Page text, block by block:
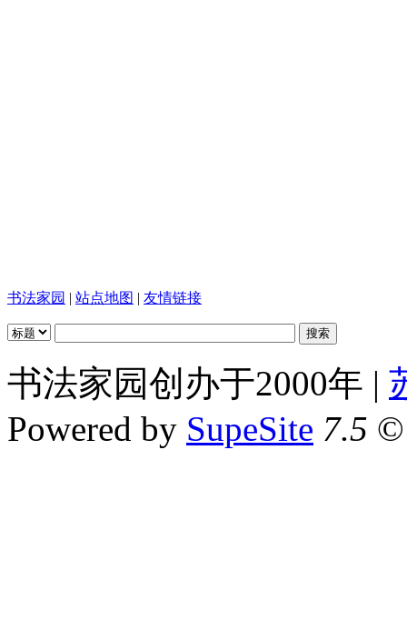
书法家园 | 站点地图 | 友情链接
书法家园创办于2000年 |
Powered by SupeSite 7.5 ©